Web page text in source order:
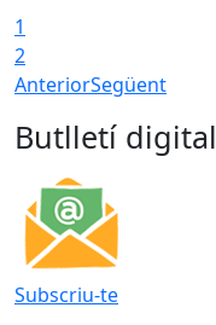
1
2
AnteriorSegüent
Butlletí digital
Subscriu-te